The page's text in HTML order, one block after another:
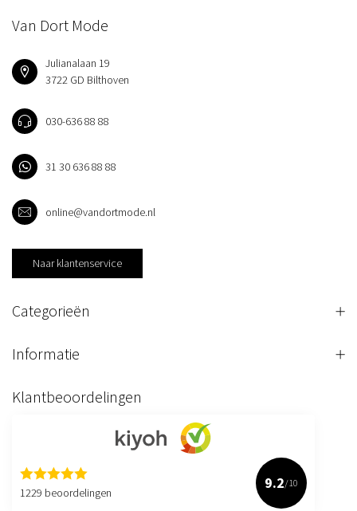
Van Dort Mode
Julianalaan 19
3722 GD Bilthoven
030-636 88 88
31 30 636 88 88
online@vandortmode.nl
Naar klantenservice
Categorieën
Informatie
Klantbeoordelingen
1229 beoordelingen
9.2/10